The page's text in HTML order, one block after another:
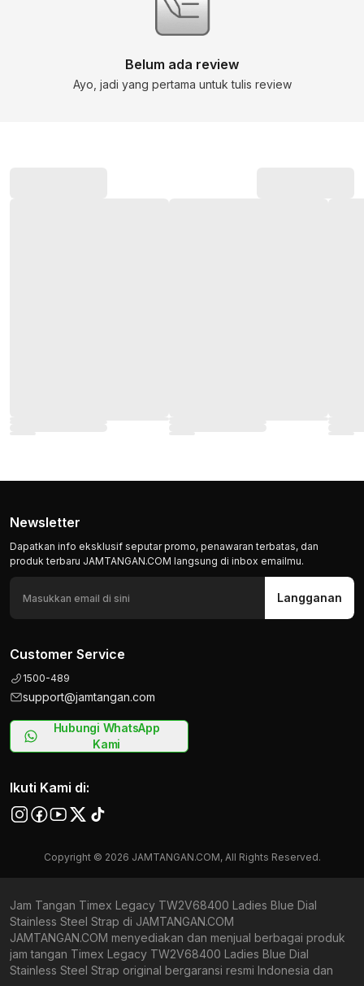
Newsletter
Dapatkan info eksklusif seputar promo, penawaran terbatas, dan
produk terbaru JAMTANGAN.COM langsung di inbox emailmu.
Langganan
Customer Service
1500-489
support@jamtangan.com
Hubungi WhatsApp
Kami
Ikuti Kami di:
Copyright © 2026 JAMTANGAN.COM, All Rights Reserved.
Jam Tangan Timex Legacy TW2V68400 Ladies Blue Dial
Stainless Steel Strap di JAMTANGAN.COM
JAMTANGAN.COM menyediakan dan menjual berbagai produk
jam tangan Timex Legacy TW2V68400 Ladies Blue Dial
Stainless Steel Strap original bergaransi resmi Indonesia dan
Belum ada review
Ayo, jadi yang pertama untuk tulis review